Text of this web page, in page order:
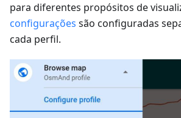
para diferentes propósitos de
configurações são configuradas
cada perfil.